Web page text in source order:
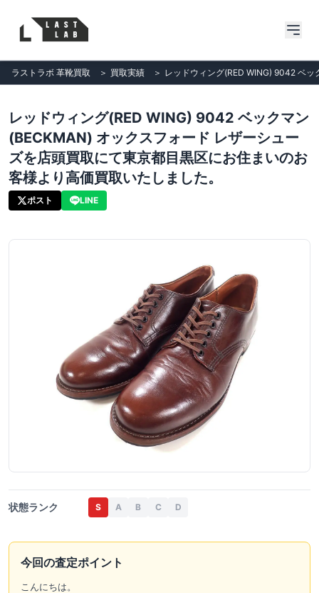
ラストラボ 革靴買取 ＞ 買取実績 ＞ レッドウィング(RED WING) 9042 ベ
レッドウィング(RED WING) 9042 ベックマン
(BECKMAN) オックスフォード レザーシュー
ズを店頭買取にて東京都目黒区にお住まいのお
客様より高価買取いたしました。
ポスト LINE
状態ランク S A B C D
今回の査定ポイント
こんにちは。